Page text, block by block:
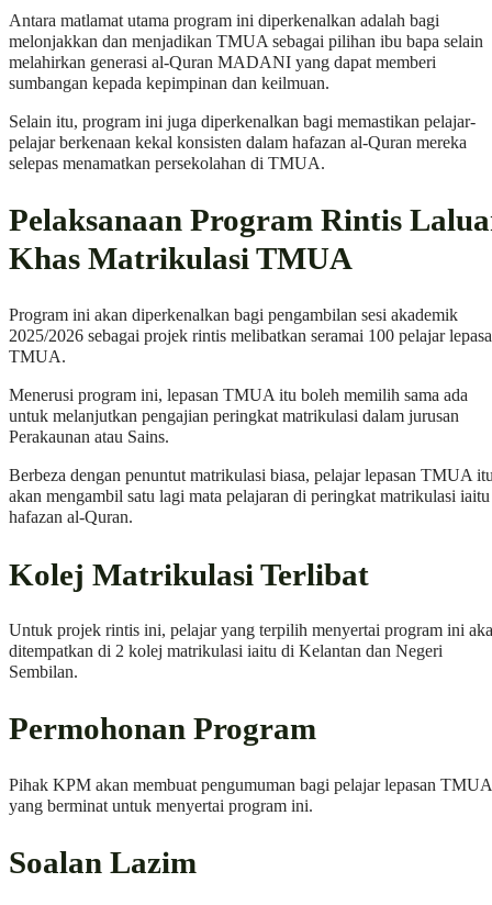
Antara matlamat utama program ini diperkenalkan adalah bagi
melonjakkan dan menjadikan TMUA sebagai pilihan ibu bapa selain
melahirkan generasi al-Quran MADANI yang dapat memberi
sumbangan kepada kepimpinan dan keilmuan.
Selain itu, program ini juga diperkenalkan bagi memastikan pelajar-
pelajar berkenaan kekal konsisten dalam hafazan al-Quran mereka
selepas menamatkan persekolahan di TMUA.
Pelaksanaan Program Rintis
Khas Matrikulasi TMUA
Program ini akan diperkenalkan bagi pengambilan sesi akademik
2025/2026 sebagai projek rintis melibatkan seramai 100 pelajar
TMUA.
Menerusi program ini, lepasan TMUA itu boleh memilih sama ada
untuk melanjutkan pengajian peringkat matrikulasi dalam jurusan
Perakaunan atau Sains.
Berbeza dengan penuntut matrikulasi biasa, pelajar lepasan TMUA
akan mengambil satu lagi mata pelajaran di peringkat matrikulasi iaitu
hafazan al-Quran.
Kolej Matrikulasi Terlibat
Untuk projek rintis ini, pelajar yang terpilih menyertai program ini
ditempatkan di 2 kolej matrikulasi iaitu di Kelantan dan Negeri
Sembilan.
Permohonan Program
Pihak KPM akan membuat pengumuman bagi pelajar lepasan TMUA
yang berminat untuk menyertai program ini.
Soalan Lazim